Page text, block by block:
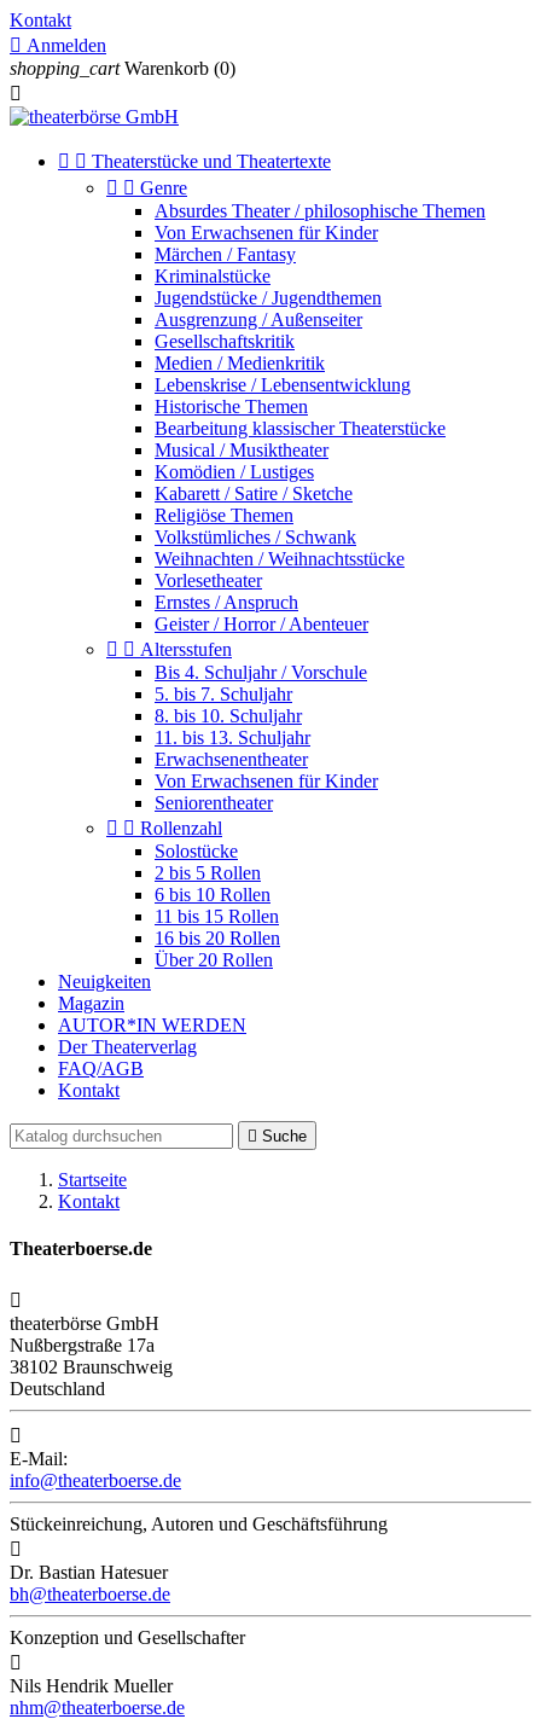
Kontakt
 Anmelden
shopping_cart Warenkorb (0)

  Theaterstücke und Theatertexte
  Genre
Absurdes Theater / philosophische Themen
Von Erwachsenen für Kinder
Märchen / Fantasy
Kriminalstücke
Jugendstücke / Jugendthemen
Ausgrenzung / Außenseiter
Gesellschaftskritik
Medien / Medienkritik
Lebenskrise / Lebensentwicklung
Historische Themen
Bearbeitung klassischer Theaterstücke
Musical / Musiktheater
Komödien / Lustiges
Kabarett / Satire / Sketche
Religiöse Themen
Volkstümliches / Schwank
Weihnachten / Weihnachtsstücke
Vorlesetheater
Ernstes / Anspruch
Geister / Horror / Abenteuer
  Altersstufen
Bis 4. Schuljahr / Vorschule
5. bis 7. Schuljahr
8. bis 10. Schuljahr
11. bis 13. Schuljahr
Erwachsenentheater
Von Erwachsenen für Kinder
Seniorentheater
  Rollenzahl
Solostücke
2 bis 5 Rollen
6 bis 10 Rollen
11 bis 15 Rollen
16 bis 20 Rollen
Über 20 Rollen
Neuigkeiten
Magazin
AUTOR*IN WERDEN
Der Theaterverlag
FAQ/AGB
Kontakt
 Suche
Startseite
Kontakt
Theaterboerse.de

theaterbörse GmbH
Nußbergstraße 17a
38102 Braunschweig
Deutschland

E-Mail:
info@theaterboerse.de
Stückeinreichung, Autoren und Geschäftsführung

Dr. Bastian Hatesuer
bh@theaterboerse.de
Konzeption und Gesellschafter

Nils Hendrik Mueller
nhm@theaterboerse.de